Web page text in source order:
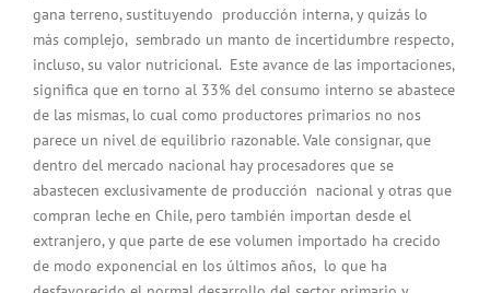
gana terreno, sustituyendo producción interna, y quizás lo
más complejo, sembrado un manto de incertidumbre respecto,
incluso, su valor nutricional. Este avance de las importaciones,
significa que en torno al 33% del consumo interno se abastece
de las mismas, lo cual como productores primarios no nos
parece un nivel de equilibrio razonable. Vale consignar, que
dentro del mercado nacional hay procesadores que se
abastecen exclusivamente de producción nacional y otras que
compran leche en Chile, pero también importan desde el
extranjero, y que parte de ese volumen importado ha crecido
de modo exponencial en los últimos años, lo que ha